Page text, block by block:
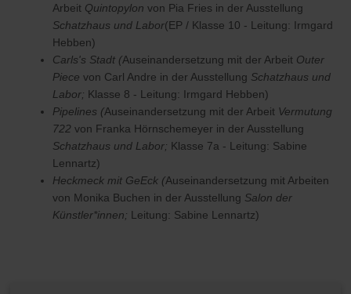
Arbeit Quintopylonvon Pia Fries in der Ausstellung
Schatzhaus und Labor(EP / Klasse 10 - Leitung: Irmgard
Hebben)
Carls's Stadt (Auseinandersetzung mit der Arbeit Outer
Piecevon Carl Andre in der Ausstellung Schatzhaus und
Labor; Klasse 8 - Leitung: Irmgard Hebben)
Pipelines (Auseinandersetzung mit der Arbeit Vermutung
722von Franka Hörnschemeyer in der Ausstellung
Schatzhaus und Labor; Klasse 7a - Leitung: Sabine
Lennartz)
Heckmeck mit GeEck (Auseinandersetzung mit Arbeiten
von Monika Buchen in der Ausstellung Salon der
Künstler*innen; Leitung: Sabine Lennartz)